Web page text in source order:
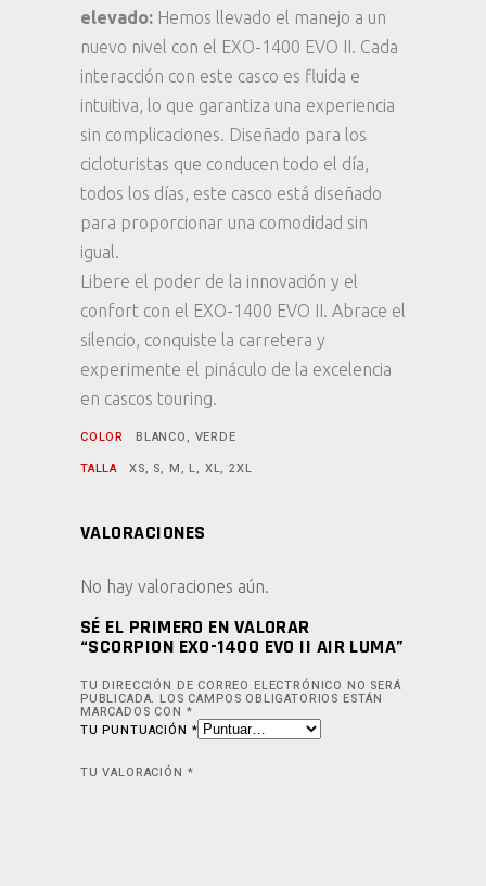
elevado: Hemos llevado el manejo a un
nuevo nivel con el EXO-1400 EVO II. Cada
interacción con este casco es fluida e
intuitiva, lo que garantiza una experiencia
sin complicaciones. Diseñado para los
cicloturistas que conducen todo el día,
todos los días, este casco está diseñado
para proporcionar una comodidad sin
igual.
Libere el poder de la innovación y el
confort con el EXO-1400 EVO II. Abrace el
silencio, conquiste la carretera y
experimente el pináculo de la excelencia
en cascos touring.
COLOR
BLANCO, VERDE
TALLA
XS, S, M, L, XL, 2XL
VALORACIONES
No hay valoraciones aún.
SÉ EL PRIMERO EN VALORAR
“SCORPION EXO-1400 EVO II AIR LUMA”
TU DIRECCIÓN DE CORREO ELECTRÓNICO NO SERÁ
PUBLICADA. LOS CAMPOS OBLIGATORIOS ESTÁN
MARCADOS CON *
TU PUNTUACIÓN *
TU VALORACIÓN *